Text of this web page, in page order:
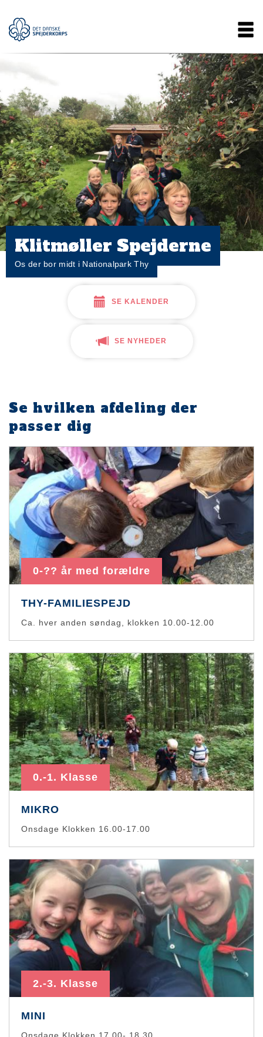
hovedindhold
Main
navigation
Klitmøller Spejderne
Os der bor midt i Nationalpark Thy
SE KALENDER
SE NYHEDER
Se hvilken afdeling der
passer dig
0-?? år med forældre
THY-FAMILIESPEJD
Ca. hver anden søndag, klokken 10.00-12.00
0.-1. Klasse
MIKRO
Onsdage Klokken 16.00-17.00
2.-3. Klasse
MINI